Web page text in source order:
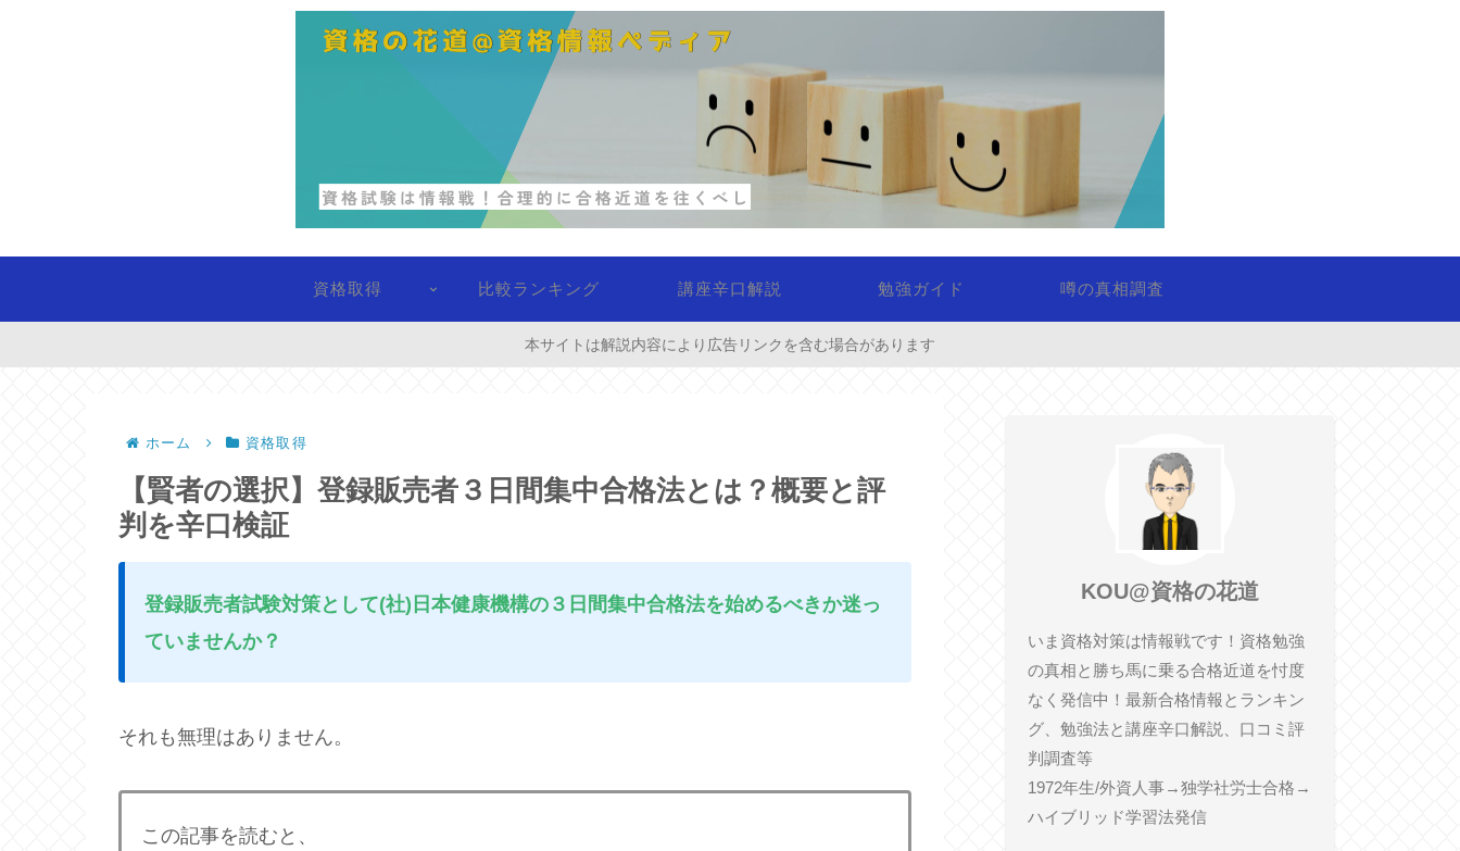
資格取得 比較ランキング 講座辛口解説 勉強ガイド 噂の真相調査
本サイトは解説内容により広告リンクを含む場合があります
ホーム 資格取得
【賢者の選択】登録販売者３日間集中合格法とは？概要と評
判を辛口検証
登録販売者試験対策として(社)日本健康機構の３日間集中合格法を始めるべきか迷っ
ていませんか？
それも無理はありません。
この記事を読むと、
KOU@資格の花道
いま資格対策は情報戦です！資格勉強
の真相と勝ち馬に乗る合格近道を忖度
なく発信中！最新合格情報とランキン
グ、勉強法と講座辛口解説、口コミ評
判調査等
1972年生/外資人事→独学社労士合格→
ハイブリッド学習法発信